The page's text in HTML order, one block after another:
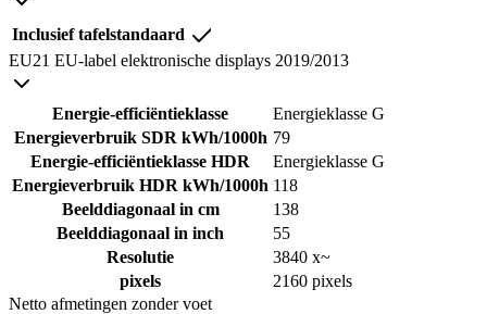
Inclusief tafelstandaard
EU21 EU-label elektronische displays 2019/2013
Energie-efficiëntieklasse
Energieklasse G
Energieverbruik SDR kWh/1000h 79
Energie-efficiëntieklasse HDR
Energieklasse G
Energieverbruik HDR kWh/1000h 118
Beelddiagonaal in cm
138
Beelddiagonaal in inch
55
Resolutie
3840 x~
pixels
2160 pixels
Netto afmetingen zonder voet